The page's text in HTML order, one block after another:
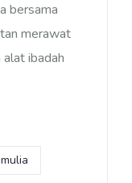
bersama
merawat
ibadah